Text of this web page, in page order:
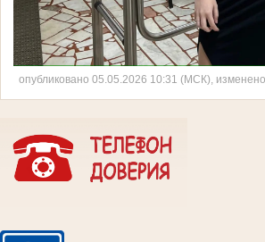
опубликовано 05.05.2026 10:31 (МСК),